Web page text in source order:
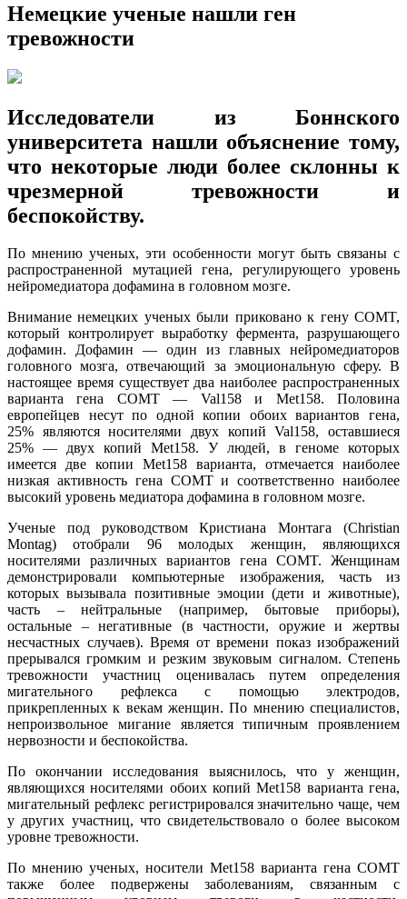
Немецкие ученые нашли ген
тревожности
Исследователи из Боннского
университета нашли объяснение тому,
что некоторые люди более склонны к
чрезмерной тревожности и
беспокойству.
По мнению ученых, эти особенности могут быть связаны с
распространенной мутацией гена, регулирующего уровень
нейромедиатора дофамина в головном мозге.
Внимание немецких ученых были приковано к гену COMT,
который контролирует выработку фермента, разрушающего
дофамин. Дофамин — один из главных нейромедиаторов
головного мозга, отвечающий за эмоциональную сферу. В
настоящее время существует два наиболее распространенных
варианта гена COMT — Val158 и Met158. Половина
европейцев несут по одной копии обоих вариантов гена,
25% являются носителями двух копий Val158, оставшиеся
25% — двух копий Met158. У людей, в геноме которых
имеется две копии Met158 варианта, отмечается наиболее
низкая активность гена COMT и соответственно наиболее
высокий уровень медиатора дофамина в головном мозге.
Ученые под руководством Кристиана Монтага (Christian
Montag) отобрали 96 молодых женщин, являющихся
носителями различных вариантов гена COMT. Женщинам
демонстрировали компьютерные изображения, часть из
которых вызывала позитивные эмоции (дети и животные),
часть – нейтральные (например, бытовые приборы),
остальные – негативные (в частности, оружие и жертвы
несчастных случаев). Время от времени показ изображений
прерывался громким и резким звуковым сигналом. Степень
тревожности участниц оценивалась путем определения
мигательного рефлекса с помощью электродов,
прикрепленных к векам женщин. По мнению специалистов,
непроизвольное мигание является типичным проявлением
нервозности и беспокойства.
По окончании исследования выяснилось, что у женщин,
являющихся носителями обоих копий Met158 варианта гена,
мигательный рефлекс регистрировался значительно чаще, чем
у других участниц, что свидетельствовало о более высоком
уровне тревожности.
По мнению ученых, носители Met158 варианта гена COMT
также более подвержены заболеваниям, связанным с